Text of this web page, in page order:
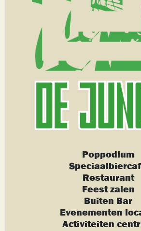
Poppodium
Restaurant
Feest zalen
Buiten Bar
Evenementen
Activiteiten